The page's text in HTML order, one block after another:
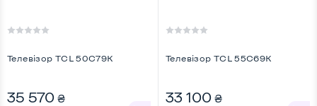
Телевiзор TCL 50C79K
35 570 ₴
Телевiзор TCL 55C69K
33 100 ₴